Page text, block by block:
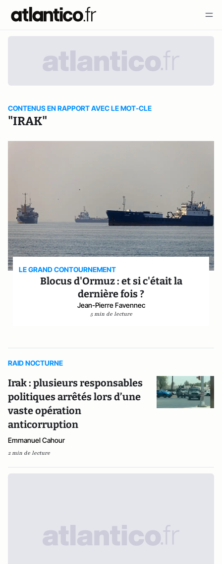
CONTENUS EN RAPPORT AVEC LE MOT-CLE
"IRAK"
LE GRAND CONTOURNEMENT
Blocus d'Ormuz : et si c'était la
dernière fois ?
Jean-Pierre Favennec
5 min de lecture
RAID NOCTURNE
Irak : plusieurs responsables
politiques arrêtés lors d’une
vaste opération
anticorruption
Emmanuel Cahour
2 min de lecture